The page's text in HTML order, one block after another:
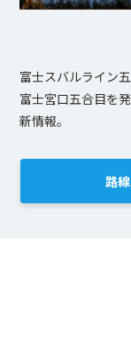
富士スバルライン
富士宮口五合目を
新情報。
路